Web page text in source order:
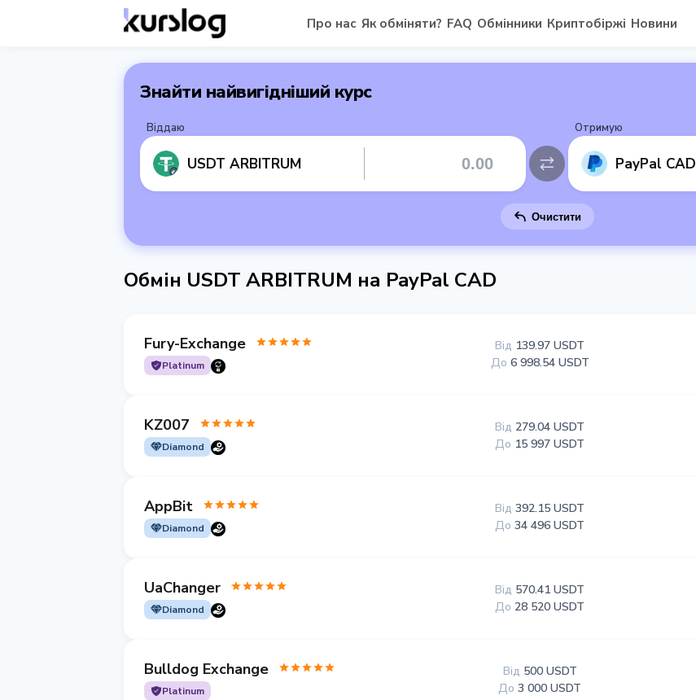
Про нас Як обміняти? FAQ Обмінники Криптобіржі Новини
Знайти найвигідніший курс
Віддаю
USDT ARBITRUM
Отримую
PayPal CAD
Очистити
Обмін USDT ARBITRUM на PayPal CAD
Fury-Exchange
Platinum
Від 139.97 USDT
До 6 998.54 USDT
KZ007
Diamond
Від 279.04 USDT
До 15 997 USDT
AppBit
Diamond
Від 392.15 USDT
До 34 496 USDT
UaChanger
Diamond
Від 570.41 USDT
До 28 520 USDT
Bulldog Exchange
Platinum
Від 500 USDT
До 3 000 USDT